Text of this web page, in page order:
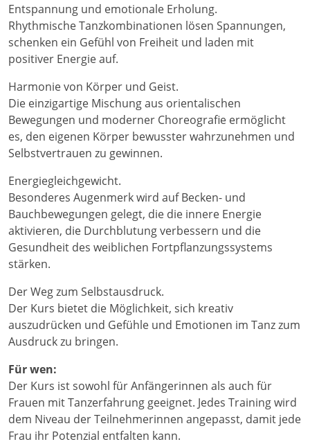
Entspannung und emotionale Erholung.
Rhythmische Tanzkombinationen lösen Spannungen,
schenken ein Gefühl von Freiheit und laden mit
positiver Energie auf.
Harmonie von Körper und Geist.
Die einzigartige Mischung aus orientalischen
Bewegungen und moderner Choreografie ermöglicht
es, den eigenen Körper bewusster wahrzunehmen und
Selbstvertrauen zu gewinnen.
Energiegleichgewicht.
Besonderes Augenmerk wird auf Becken- und
Bauchbewegungen gelegt, die die innere Energie
aktivieren, die Durchblutung verbessern und die
Gesundheit des weiblichen Fortpflanzungssystems
stärken.
Der Weg zum Selbstausdruck.
Der Kurs bietet die Möglichkeit, sich kreativ
auszudrücken und Gefühle und Emotionen im Tanz zum
Ausdruck zu bringen.
Für wen:
Der Kurs ist sowohl für Anfängerinnen als auch für
Frauen mit Tanzerfahrung geeignet. Jedes Training wird
dem Niveau der Teilnehmerinnen angepasst, damit jede
Frau ihr Potenzial entfalten kann.